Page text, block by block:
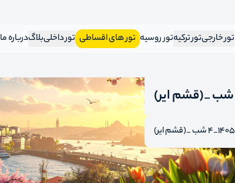
تور خارجی تور ترکیهتور روسیه تور های اقساطی تور داخلیبلاگدرباره ما